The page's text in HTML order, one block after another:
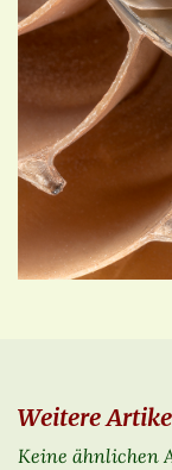
Weitere
Keine ähnlichen